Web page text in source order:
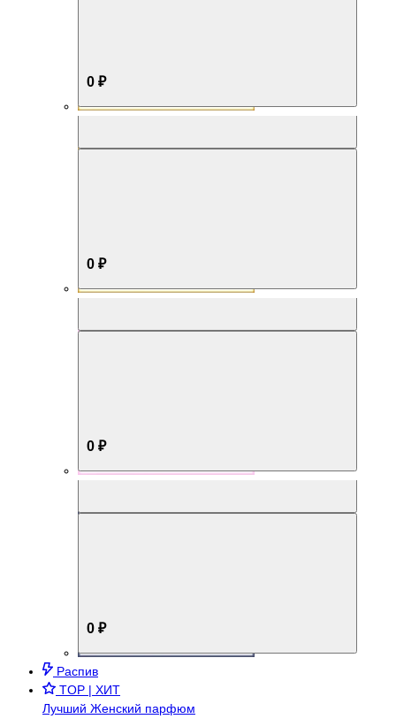
0 ₽
0 ₽
0 ₽
0 ₽
Распив
TOP | ХИТ
Лучший Женский парфюм